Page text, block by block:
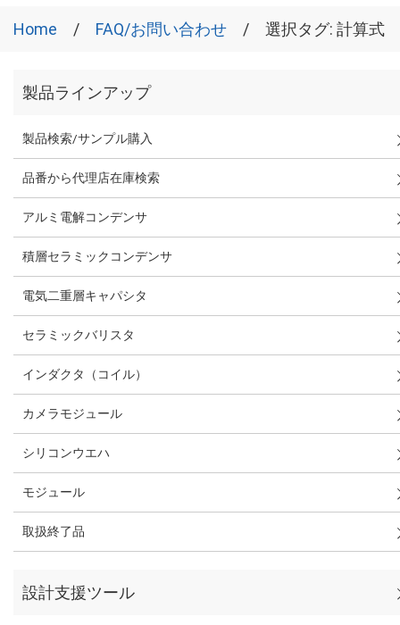
Home FAQ/お問い合わせ 選択タグ: 計算式
製品ラインアップ
製品検索/サンプル購入
品番から代理店在庫検索
アルミ電解コンデンサ
積層セラミックコンデンサ
電気二重層キャパシタ
セラミックバリスタ
インダクタ（コイル）
カメラモジュール
シリコンウエハ
モジュール
取扱終了品
設計支援ツール